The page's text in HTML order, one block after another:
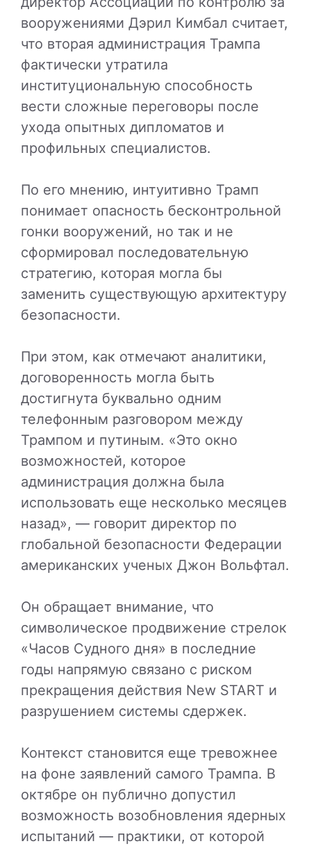
вооружениями Дэрил Кимбал считает,
что вторая администрация Трампа
фактически утратила
институциональную способность
вести сложные переговоры после
ухода опытных дипломатов и
профильных специалистов.
По его мнению, интуитивно Трамп
понимает опасность бесконтрольной
гонки вооружений, но так и не
сформировал последовательную
стратегию, которая могла бы
заменить существующую архитектуру
безопасности.
При этом, как отмечают аналитики,
договоренность могла быть
достигнута буквально одним
телефонным разговором между
Трампом и путиным. «Это окно
возможностей, которое
администрация должна была
использовать еще несколько месяцев
назад», — говорит директор по
глобальной безопасности Федерации
американских ученых Джон Вольфтал.
Он обращает внимание, что
символическое продвижение стрелок
«Часов Судного дня» в последние
годы напрямую связано с риском
прекращения действия New START и
разрушением системы сдержек.
Контекст становится еще тревожнее
на фоне заявлений самого Трампа. В
октябре он публично допустил
возможность возобновления ядерных
испытаний — практики, от которой